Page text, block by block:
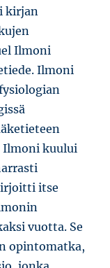
kirjan
Ilmoni
Ilmoni
Ilmoni kuului
itse
vuotta. Se
opintomatka,